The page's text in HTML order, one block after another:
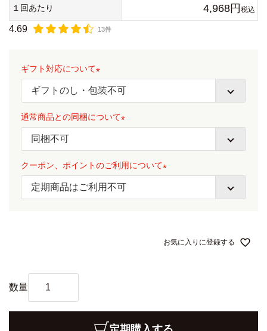
１回あたり 4,968 税込
4.69 13件
ギフト対応について
(
必
須
通常商品との同梱について
必
須
)
クーポン、ポイントのご利用について
必
お気に入りに登録する